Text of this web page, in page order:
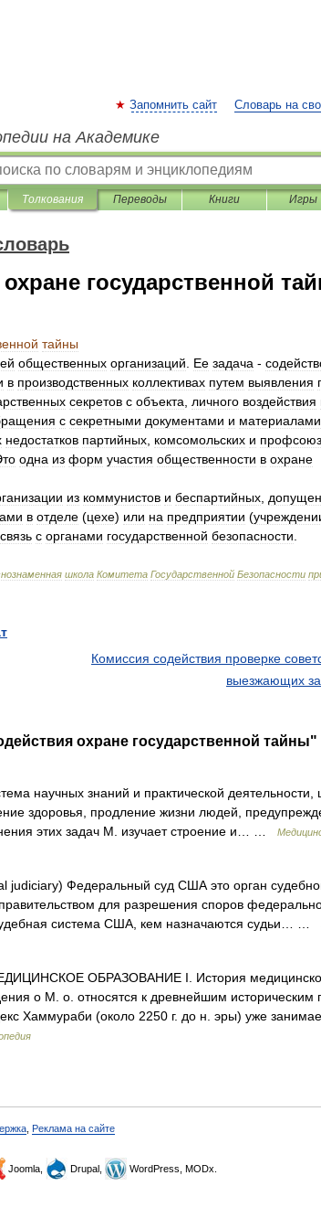
Запомнить сайт Словарь на
на Академике
Толкования Переводы Книги Игры
государственной
тайны
общественных организаций Ее задача -
в производственных коллективах путем выявления
секретов с объекта личного воздействия
с секретными документами и материалами
недостатков партийных комсомольских и
одна из форм участия общественности в охране
из коммунистов и беспартийных
в отделе (цехе) или на предприятии (
связь с органами государственной безопасности
школа Комитета Государственной Безопасности
Комиссия содействия проверке
выезжающих
охране государственной тайны"
научных знаний и практической деятельности,
здоровья, продление жизни людей,
этих задач М. изучает строение и… …
judiciary) Федеральный суд США это орган
для разрешения споров
система США, кем назначаются судьи… …
ОБРАЗОВАНИЕ I. История
о М. о. относятся к древнейшим историческим
Хаммураби (около 2250 г. до н. эры) уже
Реклама на сайте
Joomla, Drupal, WordPress, MODx.